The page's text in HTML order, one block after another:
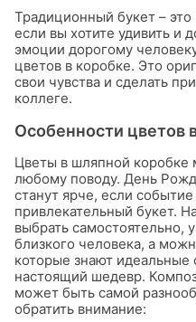
Традиционный букет – это
если вы хотите удивить и
эмоции дорогому
цветов в коробке. Это
свои чувства и сделать
коллеге.
Особенности цветов
Цветы в шляпной
любому поводу. День
станут ярче, если
привлекательный букет.
выбрать самостоятельно,
близкого человека, а
которые знают идеальные
настоящий шедевр.
может быть самой
обратить внимание: